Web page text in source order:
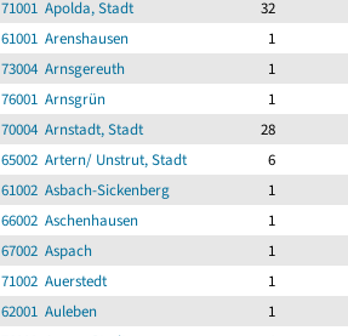
71001 Apolda, Stadt
32
61001 Arenshausen
1
73004 Arnsgereuth
1
76001 Arnsgrün
1
70004 Arnstadt, Stadt
28
65002 Artern/ Unstrut, Stadt
6
61002 Asbach-Sickenberg
1
66002 Aschenhausen
1
67002 Aspach
1
71002 Auerstedt
1
62001 Auleben
1